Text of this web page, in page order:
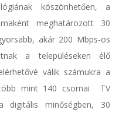
köszönhetően, a
meghatározott 30
akár 200 Mbps-os
a településeken élő
válik számukra a
több mint 140 csornai TV
digitális minőségben, 30